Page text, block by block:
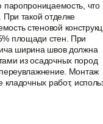
что
При такой отделке
стеновой
площади стен. При
ширина швов должна
из осадочных пород
Монтаж
кладочных работ,